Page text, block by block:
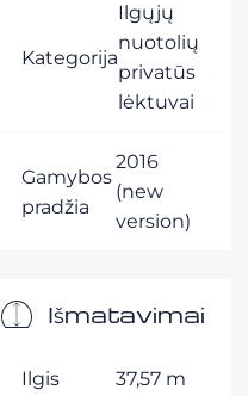
Kategorija
Ilgųjų
nuotolių
privatūs
lėktuvai
Gamybos
pradžia
2016
(new
version)
Išmatavimai
Ilgis 37,57 m